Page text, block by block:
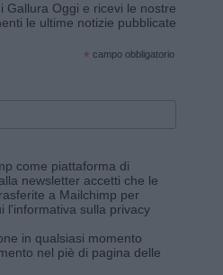
Gallura Oggi e ricevi le nostre
le ultime notizie pubblicate
* campo obbligatorio
come piattaforma di
newsletter accetti che le
a Mailchimp per
l'informativa sulla privacy
in qualsiasi momento
nel piè di pagina delle